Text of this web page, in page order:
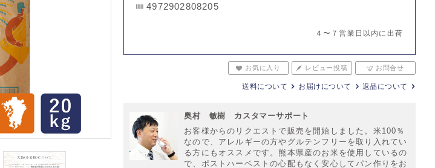
4972902808205
４〜７営業日以内に出荷
お気に入り レビュー投稿 お問合せ
送料について お届けについて 返品について
奥村 敏樹 カスタマーサポート
お客様からのリクエストで販売を開始しました。米100％
なので、アレルギーの方やグルテンフリーを取り入れてい
る方にもオススメです。熊本県産のお米を使用しているの
で、ポストハーベストの心配もなく安心してパン作りをお